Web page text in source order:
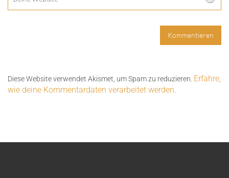
Diese Website verwendet Akismet, um Spam zu reduzieren. Erfahre,
wie deine Kommentardaten verarbeitet werden.